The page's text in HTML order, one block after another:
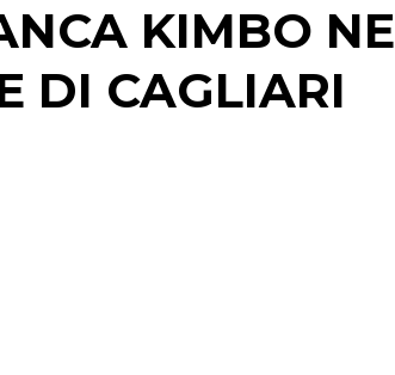
KIMBO
DI CAGLIARI